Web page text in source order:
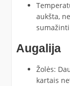
aukšta,
Augalija
Žolės:
kartais